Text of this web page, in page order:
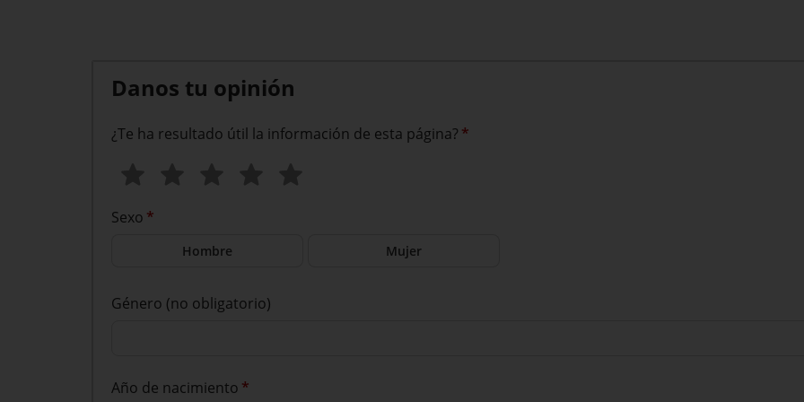
Danos tu opinión
¿Te ha resultado útil la información de esta página? *
Sexo *
Hombre Mujer
Género (no obligatorio)
Año de nacimiento *